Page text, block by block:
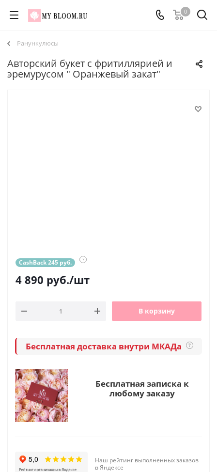
0
Ранункулюсы
Авторский букет с фритиллярией и
эремурусом " Оранжевый закат"
CashBack 245 руб. ?
4 890 руб./шт
В корзину
Бесплатная доставка внутри МКАДа ?
Бесплатная записка к
любому заказу
Наш рейтинг выполненных заказов
в Яндексе